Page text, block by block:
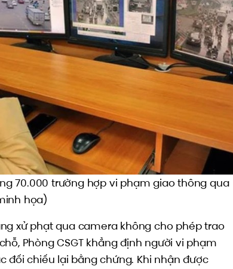
70.000 trường hợp vi phạm giao thông qua
họa)
xử phạt qua camera không cho phép trao
Phòng CSGT khẳng định người vi phạm
đối chiếu lại bằng chứng. Khi nhận được